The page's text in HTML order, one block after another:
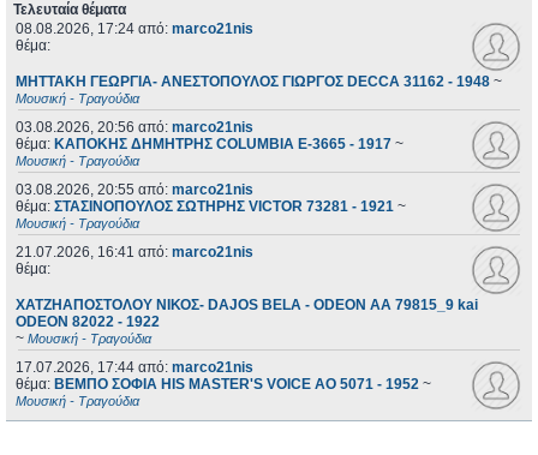
Τελευταία θέματα
08.08.2026, 17:24 από: marco21nis
θέμα:
ΜΗΤΤΑΚΗ ΓΕΩΡΓΙΑ- ΑΝΕΣΤΟΠΟΥΛΟΣ ΓΙΩΡΓΟΣ DECCA 31162 - 1948 ~
Μουσική - Τραγούδια
03.08.2026, 20:56 από: marco21nis
θέμα: ΚΑΠΟΚΗΣ ΔΗΜΗΤΡΗΣ COLUMBIA E-3665 - 1917 ~
Μουσική - Τραγούδια
03.08.2026, 20:55 από: marco21nis
θέμα: ΣΤΑΣΙΝΟΠΟΥΛΟΣ ΣΩΤΗΡΗΣ VICTOR 73281 - 1921 ~
Μουσική - Τραγούδια
21.07.2026, 16:41 από: marco21nis
θέμα:
ΧΑΤΖΗΑΠΟΣΤΟΛΟΥ ΝΙΚΟΣ- DAJOS BELA - ODEON AA 79815_9 kai
ODEON 82022 - 1922
~ Μουσική - Τραγούδια
17.07.2026, 17:44 από: marco21nis
θέμα: ΒΕΜΠΟ ΣΟΦΙΑ HIS MASTER'S VOICE AO 5071 - 1952 ~
Μουσική - Τραγούδια